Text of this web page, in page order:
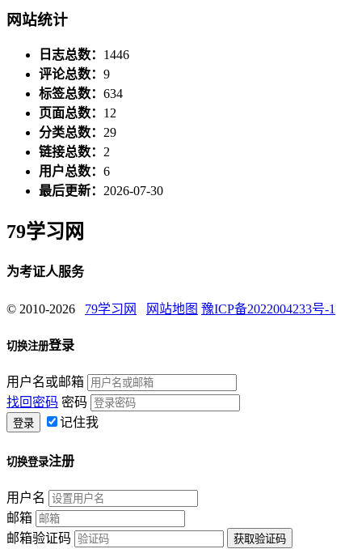
网站统计
日志总数： 1446
评论总数： 9
标签总数： 634
页面总数： 12
分类总数： 29
链接总数： 2
用户总数： 6
最后更新： 2026-07-30
79学习网
为考证人服务
© 2010-2026 79学习网 网站地图 豫ICP备2022004233号-1
切换注册登录
用户名或邮箱
找回密码 密码
记住我
切换登录注册
用户名
邮箱
邮箱验证码